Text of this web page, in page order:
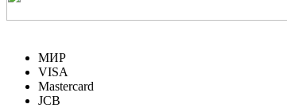
МИР
VISA
Mastercard
JCB